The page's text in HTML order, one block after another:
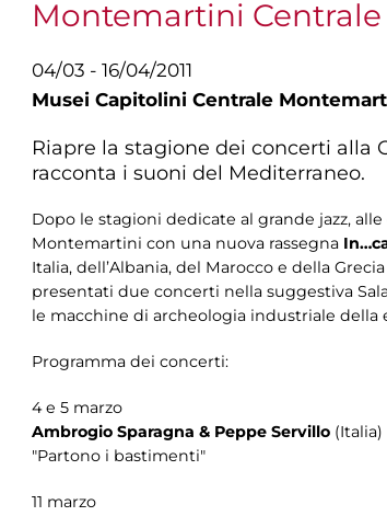
Montemartini
04/03 - 16/04/2011
Musei Capitolini Centrale
Riapre la stagione dei concerti alla
racconta i suoni del Mediterraneo.
Dopo le stagioni dedicate al grande jazz,
Montemartini con una nuova rassegna
Italia, dell’Albania, del Marocco e della
presentati due concerti nella suggestiva
le macchine di archeologia industriale della
Programma dei concerti:
4 e 5 marzo
Ambrogio Sparagna & Peppe Servillo (Italia)
"Partono i bastimenti"
11 marzo